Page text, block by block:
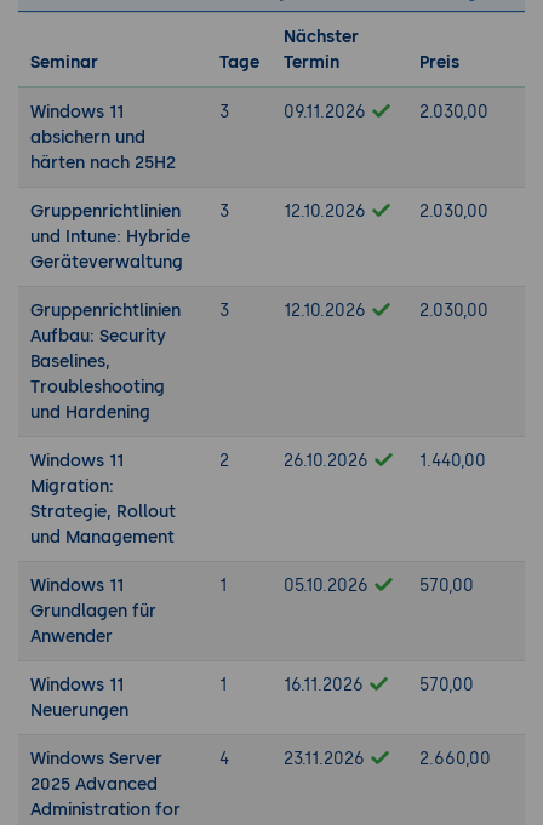
Seminar Tage
Nächster
Termin
Preis
Windows 11
absichern und
härten nach 25H2
3 09.11.2026 2.030,00
Gruppenrichtlinien
und Intune: Hybride
Geräteverwaltung
3 12.10.2026 2.030,00
Gruppenrichtlinien
Aufbau: Security
Baselines,
Troubleshooting
und Hardening
3 12.10.2026 2.030,00
Windows 11
Migration:
Strategie, Rollout
und Management
2 26.10.2026 1.440,00
Windows 11
Grundlagen für
Anwender
1 05.10.2026 570,00
Windows 11
Neuerungen
1 16.11.2026 570,00
Windows Server
2025 Advanced
Administration for
4 23.11.2026 2.660,00